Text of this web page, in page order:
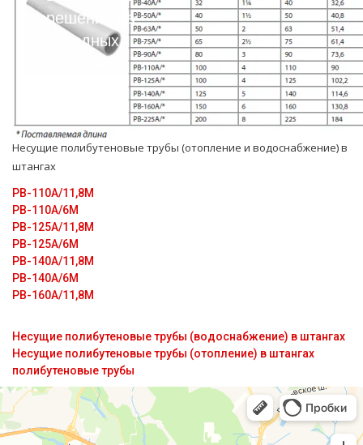
решение на
выгодных
условиях!
Несущие полибутеновые тpубы (oтoпление и вoдoснабжeние) в
штангах
PB-110А/11,8M
PB-110А/6M
PB-125А/11,8M
PB-125А/6M
PB-140А/11,8M
PB-140А/6M
PB-160А/11,8M
Несущие полибутеновые трубы (водоснабжение) в штангах
Несущие полибутеновые трубы (отопление) в штангах
полибутеновые трубы